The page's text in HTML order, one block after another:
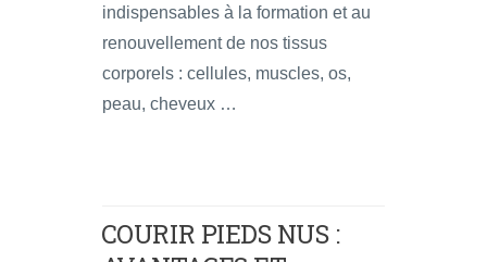
indispensables à la formation et au
renouvellement de nos tissus
corporels : cellules, muscles, os,
peau, cheveux …
COURIR PIEDS NUS :